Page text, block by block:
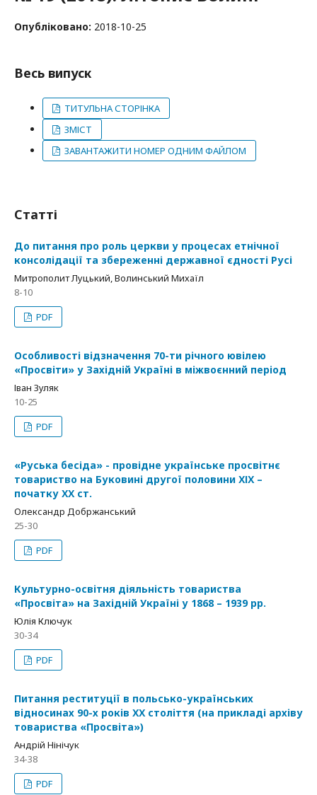
Опубліковано: 2018-10-25
Весь випуск
ТИТУЛЬНА СТОРІНКА
ЗМІСТ
ЗАВАНТАЖИТИ НОМЕР ОДНИМ ФАЙЛОМ
Статті
До питання про роль церкви у процесах етнічної
консолідації та збереженні державної єдності Русі
Митрополит Луцький, Волинський Михаїл
8-10
PDF
Особливості відзначення 70-ти річного ювілею
«Просвіти» у Західній Україні в міжвоєнний період
Іван Зуляк
10-25
PDF
«Руська бесіда» - провідне українське просвітнє
товариство на Буковині другої половини ХІХ –
початку ХХ ст.
Олександр Добржанський
25-30
PDF
Культурно-освітня діяльність товариства
«Просвіта» на Західній Україні у 1868 – 1939 рр.
Юлія Ключук
30-34
PDF
Питання реституції в польсько-українських
відносинах 90-х років ХХ століття (на прикладі архіву
товариства «Просвіта»)
Андрій Нінічук
34-38
PDF